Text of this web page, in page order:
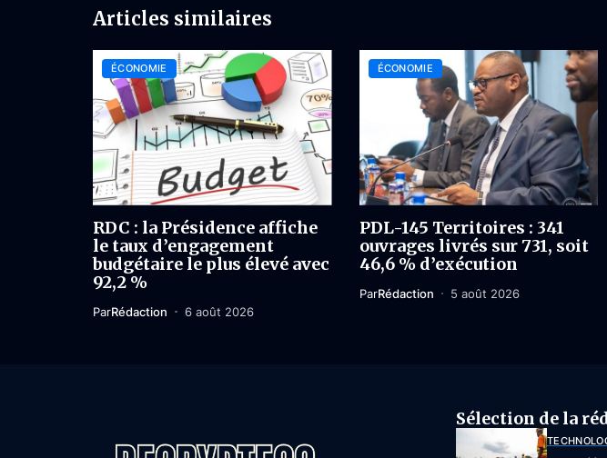
Articles similaires
ÉCONOMIE
RDC : la Présidence affiche
le taux d’engagement
budgétaire le plus élevé avec
92,2 %
ParRédaction 6 août 2026
ÉCONOMIE
PDL-145 Territoires : 341
ouvrages livrés sur 731, soit
46,6 % d’exécution
ParRédaction 5 août 2026
Sélection de la